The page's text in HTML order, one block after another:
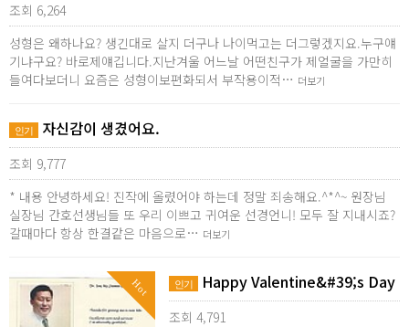
조회 6,264
성형은 왜하나요? 생긴대로 살지 더구나 나이먹고는 더그렇겠지요.누구얘
기냐구요? 바로제얘깁니다.지난겨울 어느날 어떤친구가 제얼굴을 가만히
들여다보더니 요즘은 성형이보편화되서 부작용이적… 더보기
인기 자신감이 생겼어요.
조회 9,777
* 내용 안녕하세요! 진작에 올렸어야 하는데 정말 죄송해요.^*^~ 원장님
실장님 간호선생님들 또 우리 이쁘고 귀여운 선경언니! 모두 잘 지내시죠?
갈때마다 항상 한결같은 마음으로… 더보기
Hot 인기 Happy Valentine&#39;s Day
조회 4,791